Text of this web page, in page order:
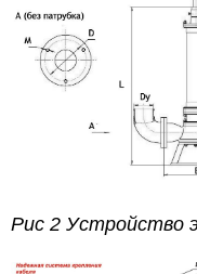
Рис 2 Устройство